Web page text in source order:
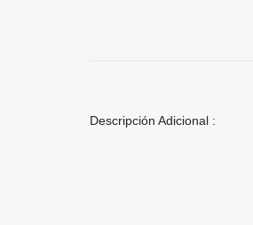
Descripción Adicional :